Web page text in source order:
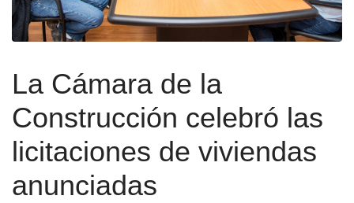
La Cámara de la
Construcción celebró las
licitaciones de viviendas
anunciadas